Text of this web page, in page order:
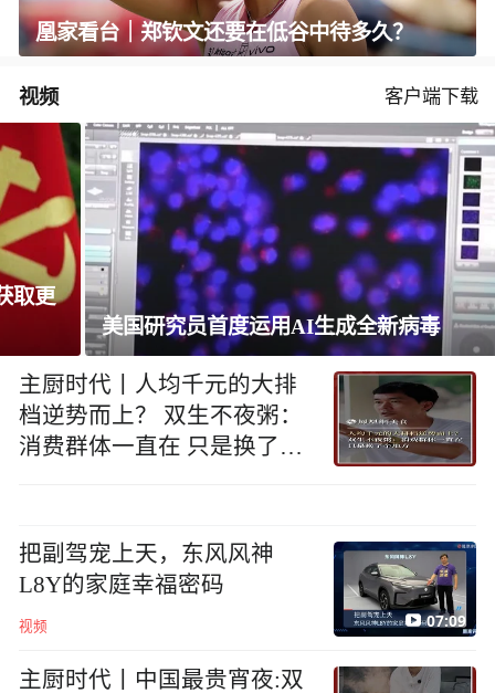
凰家看台｜郑钦文还要在低谷中待多久？
视频 客户端下载
美国研究员首度运用AI生成全新病毒
主厨时代丨人均千元的大排
档逆势而上？ 双生不夜粥：
消费群体一直在 只是换了个
把副驾宠上天，东风风神
L8Y的家庭幸福密码
视频 07:09
主厨时代丨中国最贵宵夜:双